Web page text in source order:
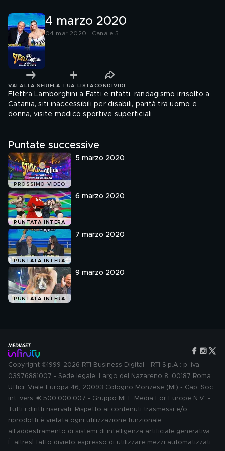
4 marzo 2020
04 mar 2020 | Canale 5
VAI ALLA SERIE LA TUA LISTA CONDIVIDI
Elettra Lamborghini a Fatti e rifatti, randagismo irrisolto a
Catania, siti inaccessibili per disabili, parità tra uomo e
donna, visite medico sportive superficiali
Puntate successive
PROSSIMO VIDEO
5 marzo 2020
PUNTATA INTERA
6 marzo 2020
PUNTATA INTERA
7 marzo 2020
PUNTATA INTERA
9 marzo 2020
Copyright ©1999-2026 RTI Business Digital - RTI S.p.A.: p. iva
03976881007 - Sede legale: Largo del Nazareno 8, 00187 Roma.
Uffici: Viale Europa 46, 20093 Cologno Monzese (MI) - Cap. Soc.
int. vers. € 500.000.007 - Gruppo MFE Media For Europe N.V. -
Tutti i diritti riservati. Rispetto ai contenuti trasmessi e/o
riprodotti è vietata ogni utilizzazione funzionale
all'addestramento di sistemi di intelligenza artificiale generativa.
È altresì fatto divieto espresso di utilizzare mezzi automatizzati